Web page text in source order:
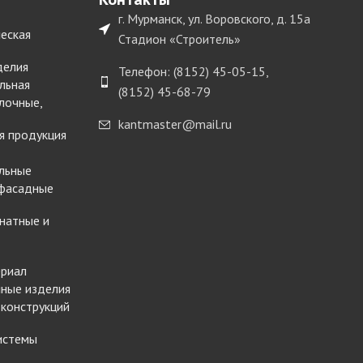
продукция
и
изделия
г. Мурманск, ул. Воровского, д. 15а
Стадион «Строитель»
Телефон: (8152) 45-05-15,
(8152) 45-68-79
kantmaster@mail.ru